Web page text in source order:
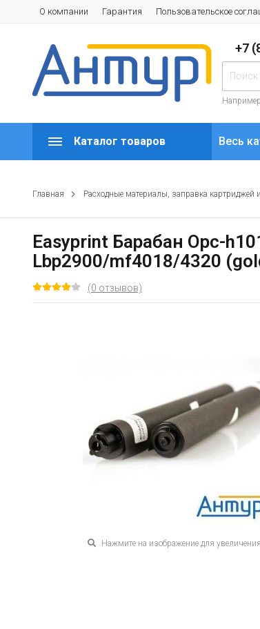
О компании Гарантия Пользовательское
+7
Каталог товаров Весь
Главная Расходные материалы, заправка картриджей
Easyprint Барабан Opc-
Lbp2900/mf4018/4320
(0 отзывов)
Нажмите на изображение для увеличения